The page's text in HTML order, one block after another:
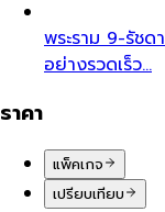
พระราม 9-รัชดา
อย่างรวดเร็ว…
ราคา
แพ็คเกจ
เปรียบเทียบ